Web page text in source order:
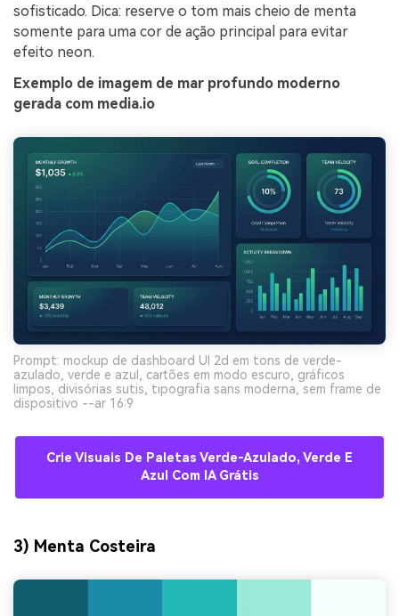
sofisticado. Dica: reserve o tom mais cheio de menta
somente para uma cor de ação principal para evitar
efeito neon.
Exemplo de imagem de mar profundo moderno
gerada com media.io
Prompt: mockup de dashboard UI 2d em tons de verde-
azulado, verde e azul, cartões em modo escuro, gráficos
limpos, divisórias sutis, tipografia sans moderna, sem frame de
dispositivo --ar 16:9
Crie Visuais De Paletas Verde-Azulado, Verde E
Azul Com IA Grátis
3) Menta Costeira